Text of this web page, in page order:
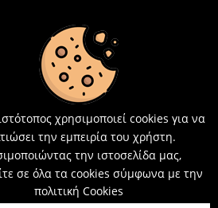
χρησιμοποιεί cookies για να
την εμπειρία του χρήστη.
την ιστοσελίδα μας,
σε όλα τα cookies σύμφωνα με την
πολιτική Cookies